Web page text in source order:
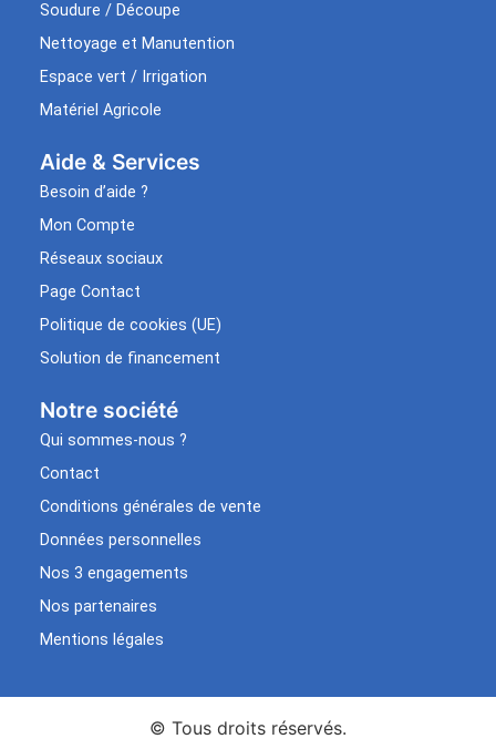
Soudure / Découpe
Nettoyage et Manutention
Espace vert / Irrigation
Matériel Agricole
Aide & Services​
Besoin d’aide ?
Mon Compte
Réseaux sociaux
Page Contact
Politique de cookies (UE)
Solution de financement
Notre société
Qui sommes-nous ?
Contact
Conditions générales de vente
Données personnelles
Nos 3 engagements
Nos partenaires
Mentions légales
© Tous droits réservés.